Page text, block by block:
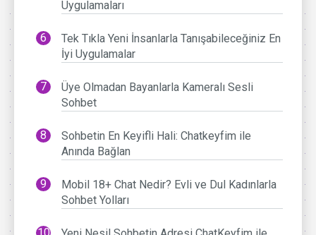
Uygulamaları
Tek Tıkla Yeni İnsanlarla Tanışabileceğiniz En
İyi Uygulamalar
Üye Olmadan Bayanlarla Kameralı Sesli
Sohbet
Sohbetin En Keyifli Hali: Chatkeyfim ile
Anında Bağlan
Mobil 18+ Chat Nedir? Evli ve Dul Kadınlarla
Sohbet Yolları